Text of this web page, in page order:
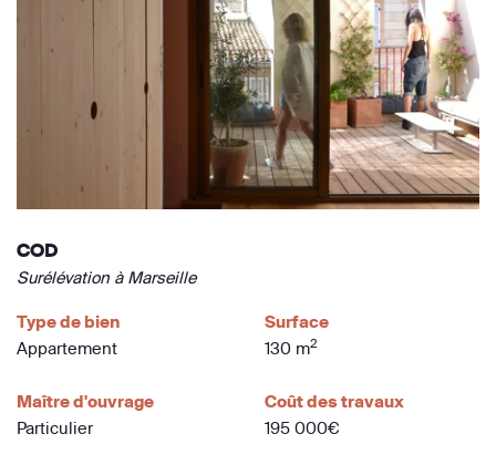
COD
Surélévation à Marseille
Type de bien
Appartement
Surface
130 m2
Maître d'ouvrage
Particulier
Coût des travaux
195 000€